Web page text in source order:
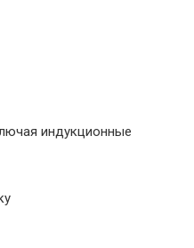
индукционные